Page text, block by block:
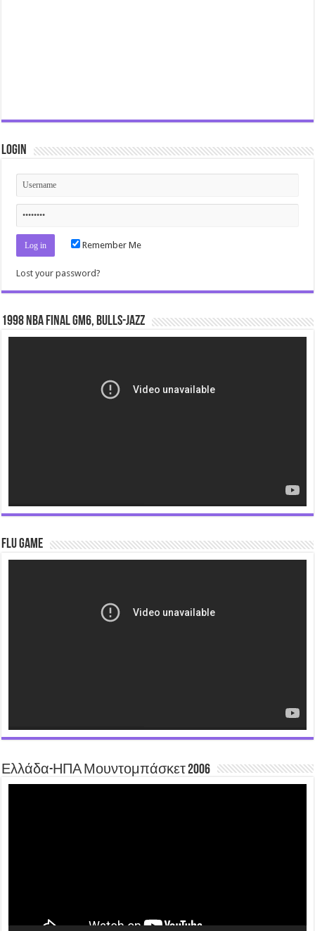
Login
Remember Me
Lost your password?
1998 NBA Final gm6, Bulls-Jazz
Flu Game
Ελλάδα-ΗΠΑ Μουντομπάσκετ 2006